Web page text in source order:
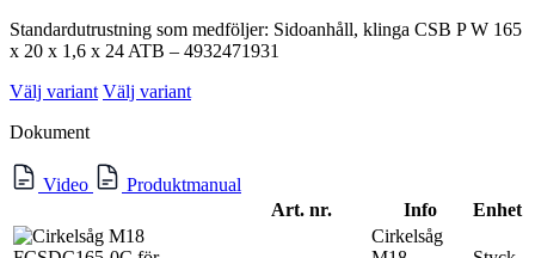
Standardutrustning som medföljer: Sidoanhåll, klinga CSB P W 165
x 20 x 1,6 x 24 ATB – 4932471931
Välj variant Välj variant
Dokument
Video
Produktmanual
Art. nr.
Info Enhet
Cirkelsåg